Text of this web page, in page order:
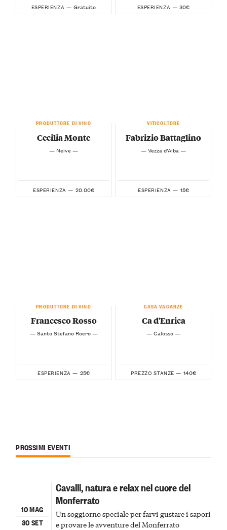
ESPERIENZA — Gratuito ESPERIENZA — 30€
PRODUTTORE DI VINO
Cecilia Monte
— Neive —
ESPERIENZA — 20.00€
VITICOLTORE
Fabrizio Battaglino
— Vezza d’Alba —
ESPERIENZA — 15€
PRODUTTORE DI VINO
Francesco Rosso
— Santo Stefano Roero —
ESPERIENZA — 25€
CASA VACANZE
Ca d'Enrica
— Calosso —
PREZZO STANZE — 140€
PROSSIMI EVENTI
10 MAG
30 SET
Cavalli, natura e relax nel cuore del
Monferrato
Un soggiorno speciale per farvi gustare i sapori
e provare le avventure del Monferrato